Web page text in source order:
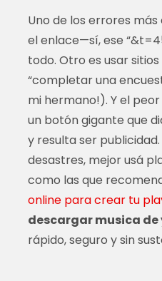
Uno de los errores
el enlace—sí, ese
todo. Otro es usar
“completar una
mi hermano!). Y el
un botón gigante que
y resulta ser publicidad.
desastres, mejor usá
como las que
online para crear tu
descargar musica
rápido, seguro y sin